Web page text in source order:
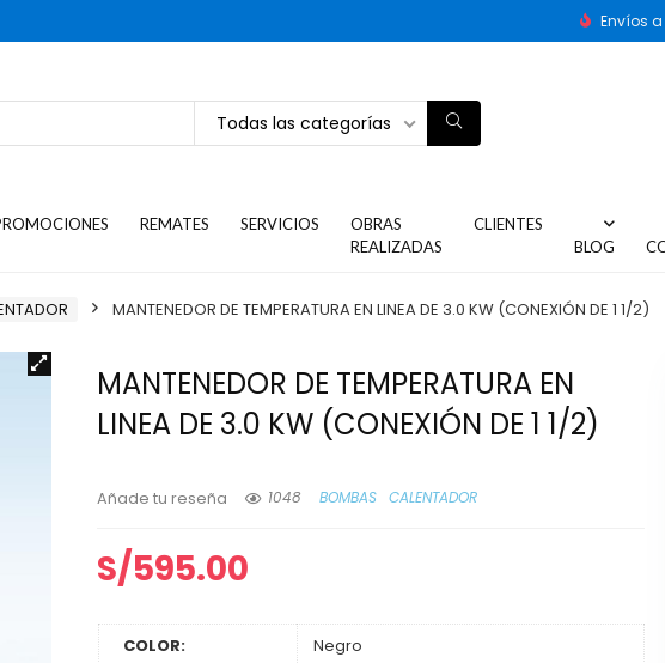
Envíos
Todas las categorías
REMATES SERVICIOS
OBRAS
REALIZADAS
CLIENTES
BLOG
MANTENEDOR DE TEMPERATURA EN LINEA DE 3.0 KW (CONEXIÓN DE 1 1/2)
MANTENEDOR DE TEMPERATURA EN
LINEA DE 3.0 KW (CONEXIÓN DE 1 1/2)
Añade tu reseña 1048 BOMBAS CALENTADOR
S/595.00
COLOR:
Negro